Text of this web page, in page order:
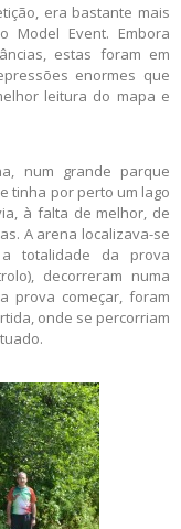
era bastante mais
Model Event. Embora
estas foram em
enormes que
leitura do mapa e
num grande parque
tinha por perto um lago
à falta de melhor, de
A arena localizava-se
totalidade da prova
decorreram numa
prova começar, foram
onde se percorriam